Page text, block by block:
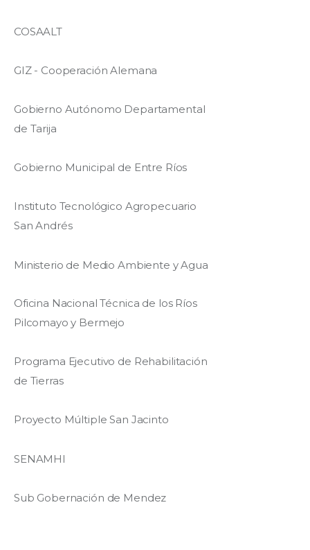
COSAALT
GIZ - Cooperación Alemana
Gobierno Autónomo Departamental
de Tarija
Gobierno Municipal de Entre Ríos
Instituto Tecnológico Agropecuario
San Andrés
Ministerio de Medio Ambiente y Agua
Oficina Nacional Técnica de los Ríos
Pilcomayo y Bermejo
Programa Ejecutivo de Rehabilitación
de Tierras
Proyecto Múltiple San Jacinto
SENAMHI
Sub Gobernación de Mendez